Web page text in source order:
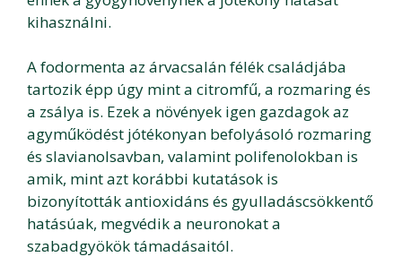
kihasználni.
A fodormenta az árvacsalán félék családjába
tartozik épp úgy mint a citromfű, a rozmaring és
a zsálya is. Ezek a növények igen gazdagok az
agyműködést jótékonyan befolyásoló rozmaring
és slavianolsavban, valamint polifenolokban is
amik, mint azt korábbi kutatások is
bizonyították antioxidáns és gyulladáscsökkentő
hatásúak, megvédik a neuronokat a
szabadgyökök támadásaitól.